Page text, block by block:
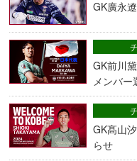
GK廣永
GK前川
メンバー
GK髙山
らせ